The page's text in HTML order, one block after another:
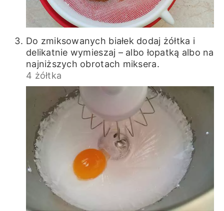
Do zmiksowanych białek dodaj żółtka i
delikatnie wymieszaj – albo łopatką albo na
najniższych obrotach miksera.
4 żółtka